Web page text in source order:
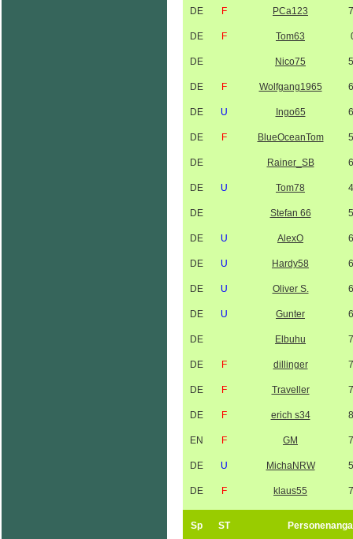
DE F PCa123
DE F Tom63
DE Nico75
DE F Wolfgang1965
DE U Ingo65
DE F BlueOceanTom
DE Rainer_SB
DE U Tom78
DE Stefan 66
DE U AlexO
DE U Hardy58
DE U Oliver S.
DE U Gunter
DE Elbuhu
DE F dillinger
DE F Traveller
DE F erich s34
EN F GM
DE U MichaNRW
DE F klaus55
Sp ST